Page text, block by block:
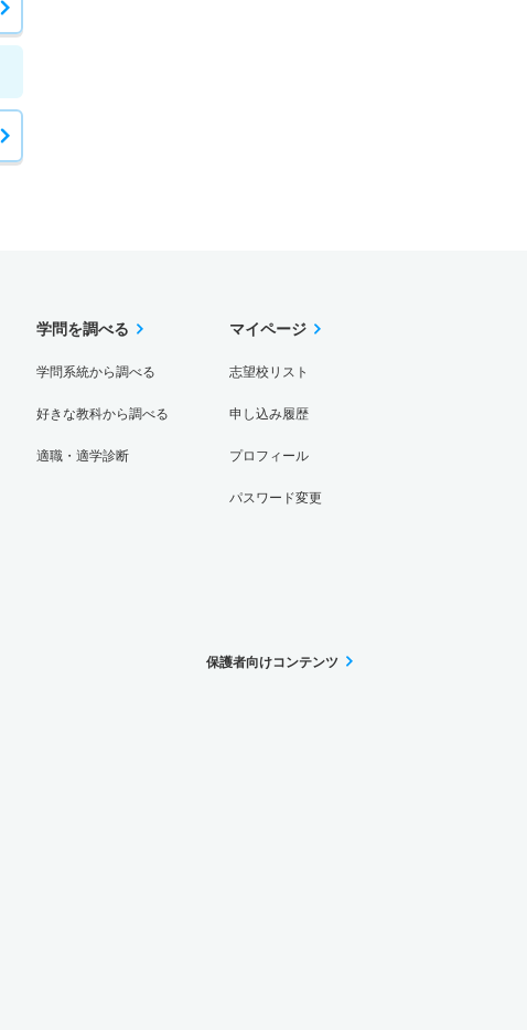
学問を調べる
学問系統から調べる
好きな教科から調べる
適職・適学診断
マイページ
志望校リスト
申し込み履歴
プロフィール
パスワード変更
保護者向けコンテンツ